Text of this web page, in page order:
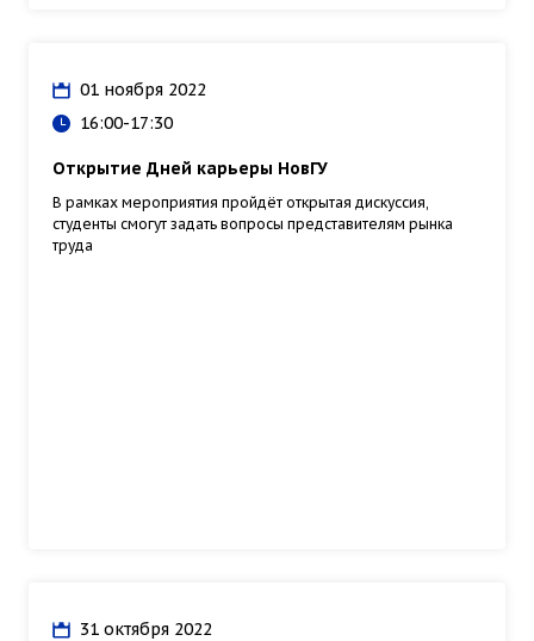
01 ноября 2022
16:00-17:30
Открытие Дней карьеры НовГУ
В рамках мероприятия пройдёт открытая дискуссия,
студенты смогут задать вопросы представителям рынка
труда
31 октября 2022